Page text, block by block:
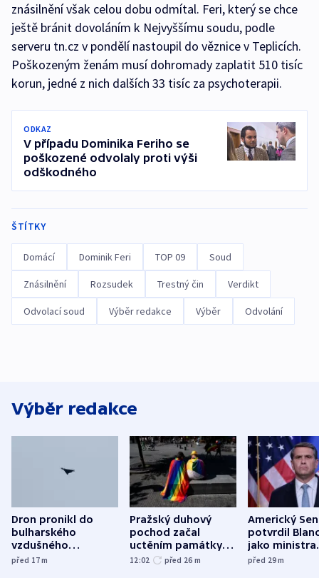
znásilnění však celou dobu odmítal. Feri, který se chce
ještě bránit dovoláním k Nejvyššímu soudu, podle
serveru tn.cz v pondělí nastoupil do věznice v Teplicích.
Poškozeným ženám musí dohromady zaplatit 510 tisíc
korun, jedné z nich dalších 33 tisíc za psychoterapii.
ODKAZ
V případu Dominika Feriho se
poškozené odvolaly proti výši
odškodného
ŠTÍTKY
Domácí Dominik Feri TOP 09 Soud
Znásilnění Rozsudek Trestný čin Verdikt
Odvolací soud Výběr redakce Výběr Odvolání
Výběr redakce
Dron pronikl do
bulharského
vzdušného
prostoru,
před 17m
Pražský duhový
pochod začal
uctěním památky
obětí berlínského
12:02 před 26 m
Americký
potvrdil
jako ministra
před 29m